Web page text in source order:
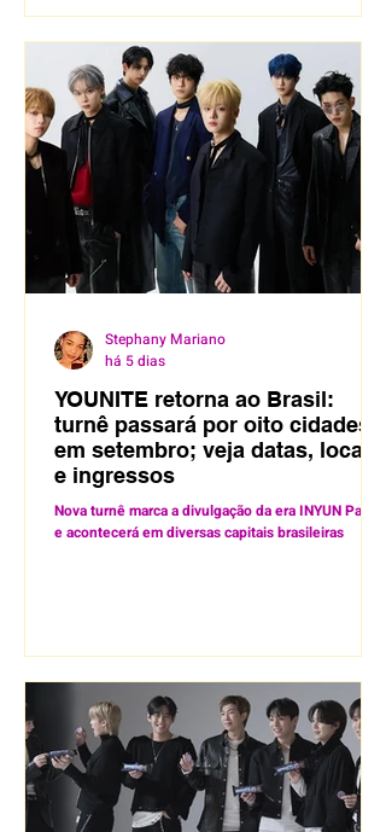
YOUNITE retorna ao Brasil:
turnê passará por oito cidades
em setembro; veja datas, locais
e ingressos
Nova turnê marca a divulgação da era INYUN Part.1
e acontecerá em diversas capitais brasileiras
Stephany Mariano
há 5 dias